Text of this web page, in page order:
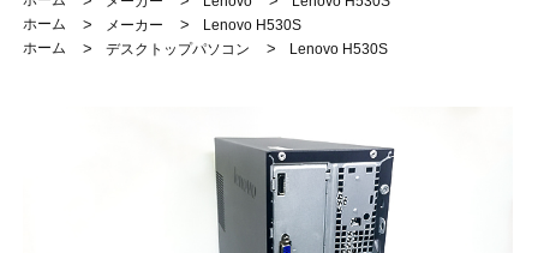
ホーム
> メーカー >
Lenovo H530S
ホーム
> デスクトップパソコン > Lenovo H530S